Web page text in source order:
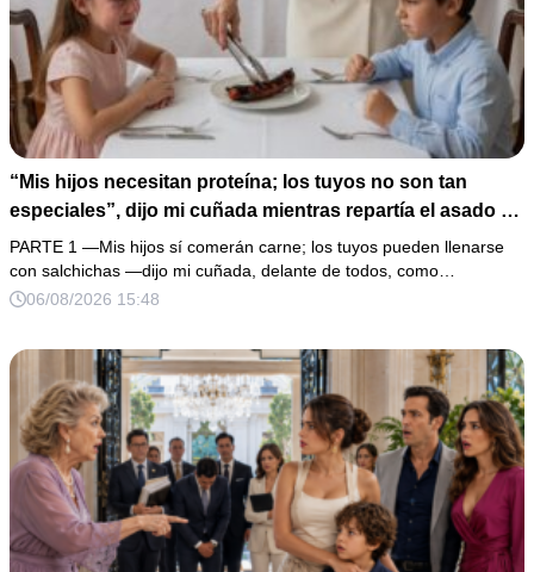
“Mis hijos necesitan proteína; los tuyos no son tan
especiales”, dijo mi cuñada mientras repartía el asado y
hacía llorar a mi hija. Mi esposo me pidió que no armara
un escándalo, así que guardé silencio, terminé un pastel
de boda de 8,000 pesos y coloqué sobre la mesa un
PARTE 1 —Mis hijos sí comerán carne; los tuyos pueden llenarse
con salchichas —dijo mi cuñada, delante de todos, como…
06/08/2026 15:48